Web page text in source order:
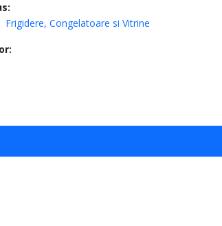
Frigidere, Congelatoare si Vitrine